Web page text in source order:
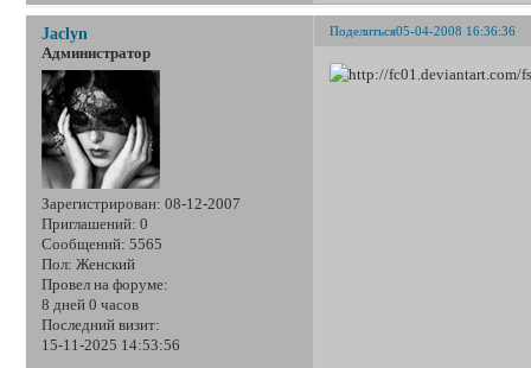
Поделиться05-04-2008 16:36:36
Jaclyn
Администратор
Зарегистрирован: 08-12-2007
Приглашений: 0
Сообщений: 5565
Пол: Женский
Провел на форуме:
8 дней 0 часов
Последний визит:
15-11-2025 14:53:56